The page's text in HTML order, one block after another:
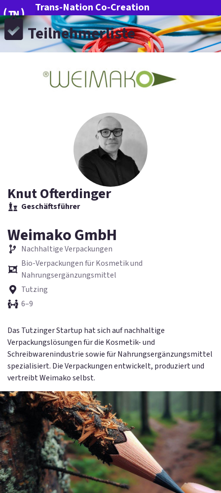
Trans-Nation Co-Creation
Mehr Innovation für Deutschland
Teilnehmerliste
Knut Ofterdinger
Geschäftsführer
Weimako GmbH
Nachhaltige Verpackungen
Bio-Verpackungen für Kosmetik und
Nahrungsergänzungsmittel
Tutzing
6–9
Das Tutzinger Startup hat sich auf nachhaltige
Verpackungslösungen für die Kosmetik- und
Schreibwarenindustrie sowie für Nahrungsergänzungsmittel
spezialisiert. Die Verpackungen entwickelt, produziert und
vertreibt Weimako selbst.